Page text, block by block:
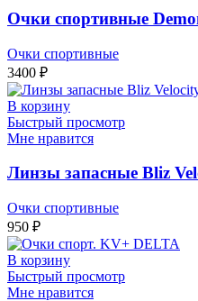
Очки спортивные
Очки спортивные
3400 ₽
В корзину
Быстрый просмотр
Мне нравится
Линзы запасные Bliz
Очки спортивные
950 ₽
В корзину
Быстрый просмотр
Мне нравится